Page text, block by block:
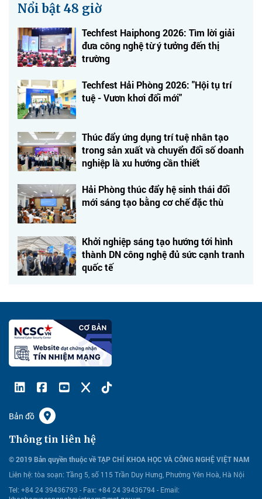
Nổi bật 48 giờ
Techfest Haiphong 2026: Tìm lời giải
đưa công nghệ từ ý tưởng đến thị
trường
Techfest Hải Phòng 2026: "Hội tụ trí
tuệ - Vươn khơi đổi mới"
Thúc đẩy ứng dụng trí tuệ nhân tạo
trong sản xuất và chuyển đổi số doanh
nghiệp là xu hướng cần thiết
Hải Phòng thúc đẩy hệ sinh thái đổi
mới sáng tạo bằng cơ chế đặc thù
Khởi nghiệp sáng tạo hướng tới hình
thành DN công nghệ đủ sức cạnh tranh
quốc tế
Bản đồ
Thông tin liên hệ
© 2019 Bản quyền thuộc về TẠP CHÍ KHOA HỌC VÀ CÔNG NGHỆ VIỆT NAM
Liên hệ: tòa soạn: Tầng 5, số 115 Trần Duy Hưng, Phường Yên Hoà, Hà Nội
Tel: +84 24 39436793 - Fax: +84 24 39436794 - Email: